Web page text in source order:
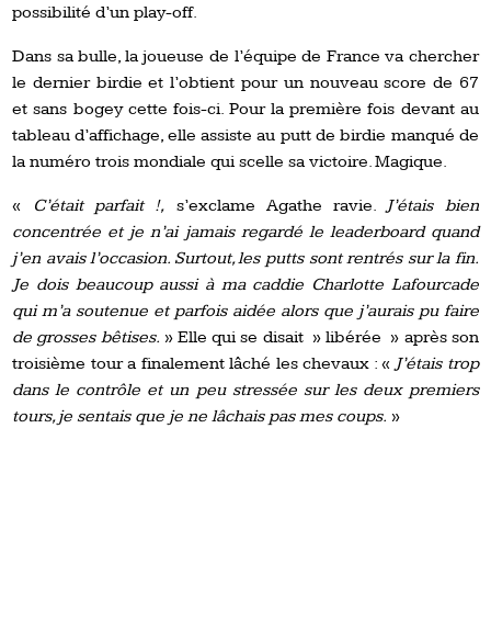
possibilité d’un play-off.
Dans sa bulle, la joueuse de l’équipe de France va chercher
le dernier birdie et l’obtient pour un nouveau score de 67
et sans bogey cette fois-ci. Pour la première fois devant au
tableau d’affichage, elle assiste au putt de birdie manqué de
la numéro trois mondiale qui scelle sa victoire. Magique.
« C’était parfait !, s’exclame Agathe ravie.J’étais bien
concentrée et je n’ai jamais regardé le leaderboard quand
j’en avais l’occasion. Surtout, les putts sont rentrés sur la fin.
Je dois beaucoup aussi à ma caddie Charlotte Lafourcade
qui m’a soutenue et parfois aidée alors que j’aurais pu faire
de grosses bêtises. » Elle qui se disait » libérée » après son
troisième tour a finalement lâché les chevaux : «J’étais trop
dans le contrôle et un peu stressée sur les deux premiers
tours, je sentais que je ne lâchais pas mes coups. »